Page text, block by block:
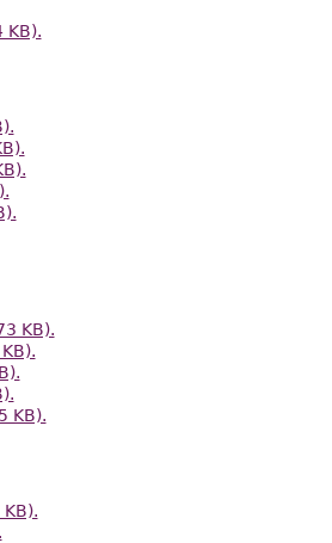
KB).
KB).
KB).